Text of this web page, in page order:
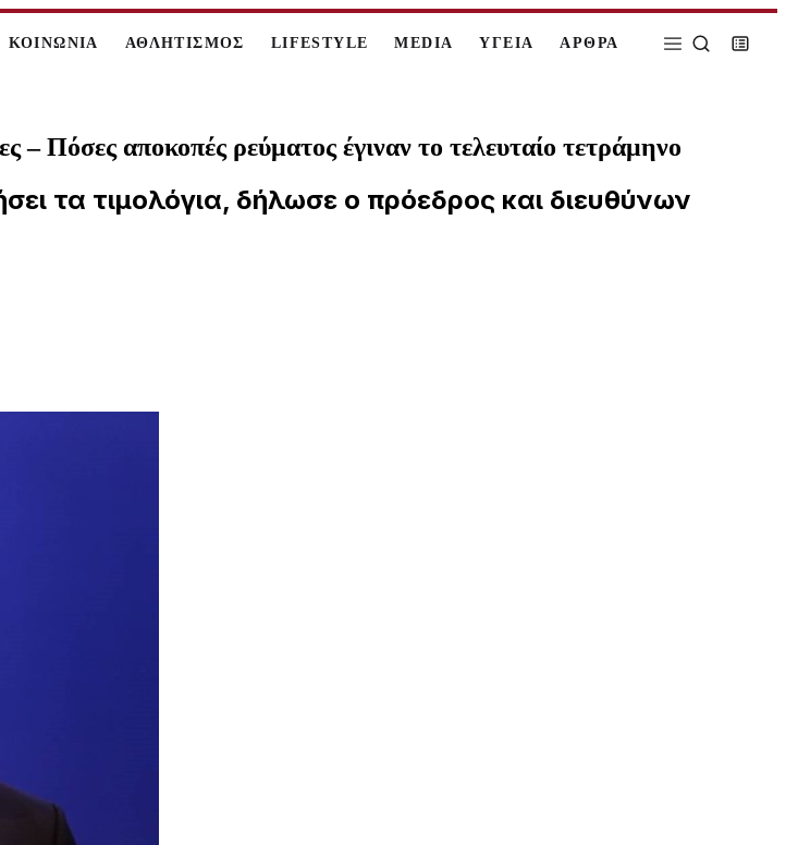
ΚΟΙΝΩΝΙΑ ΑΘΛΗΤΙΣΜΟΣ LIFESTYLE MEDIA ΥΓΕΙΑ ΑΡΘΡΑ
– Πόσες αποκοπές ρεύματος έγιναν το τελευταίο τετράμηνο
τα τιμολόγια, δήλωσε ο πρόεδρος και διευθύνων